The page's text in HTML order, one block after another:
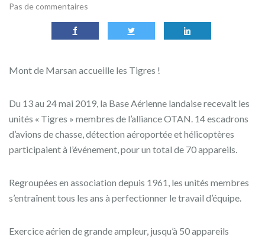
Pas de commentaires
Mont de Marsan accueille les Tigres !
Du 13 au 24 mai 2019, la Base Aérienne landaise recevait les
unités « Tigres » membres de l’alliance OTAN. 14 escadrons
d’avions de chasse, détection aéroportée et hélicoptères
participaient à l’événement, pour un total de 70 appareils.
Regroupées en association depuis 1961, les unités membres
s’entraînent tous les ans à perfectionner le travail d’équipe.
Exercice aérien de grande ampleur, jusqu’à 50 appareils